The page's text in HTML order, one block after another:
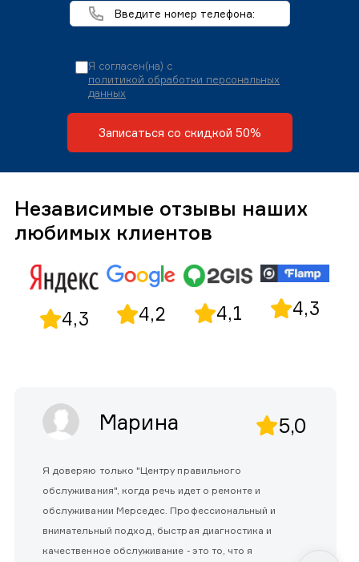
Я согласен(на) с
политикой обработки персональных
данных
Записаться со скидкой 50%
Независимые отзывы наших
любимых клиентов
4,3 4,2 4,1 4,3
Марина 5,0
Я доверяю только "Центру правильного
обслуживания", когда речь идет о ремонте и
обслуживании Мерседес. Профессиональный и
внимательный подход, быстрая диагностика и
качественное обслуживание - это то, что я